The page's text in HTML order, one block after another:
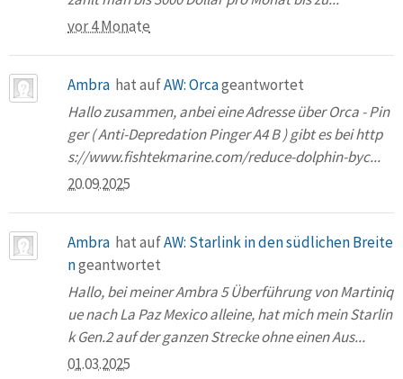
vor 4 Monate
Ambra hat aufAW: Orcageantwortet
Hallo zusammen, anbei eine Adresse über Orca - Pin
ger ( Anti-Depredation Pinger A4 B ) gibt es bei http
s://www.fishtekmarine.com/reduce-dolphin-byc...
20.09.2025
Ambra hat aufAW: Starlink in den südlichen Breite
ngeantwortet
Hallo, bei meiner Ambra 5 Überführung von Martiniq
ue nach La Paz Mexico alleine, hat mich mein Starlin
k Gen.2 auf der ganzen Strecke ohne einen Aus...
01.03.2025